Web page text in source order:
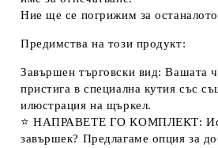
Ние ще се погрижим за
Предимства на този продукт:
Завършен търговски вид: Вашата
пристига в специална кутия със
илюстрация на щъркел.
⭐ НАПРАВЕТЕ ГО КОМПЛЕКТ:
завършек? Предлагаме опция за